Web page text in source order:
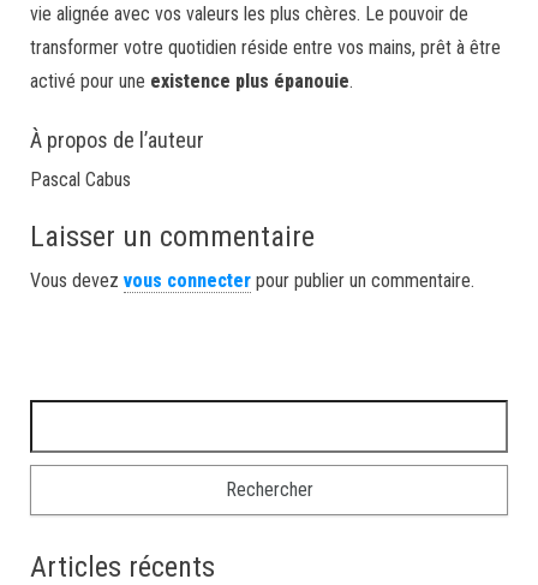
vie alignée avec vos valeurs les plus chères. Le pouvoir de
transformer votre quotidien réside entre vos mains, prêt à être
activé pour une existence plus épanouie.
À propos de l’auteur
Pascal Cabus
Laisser un commentaire
Vous devez vous connecter pour publier un commentaire.
Articles récents